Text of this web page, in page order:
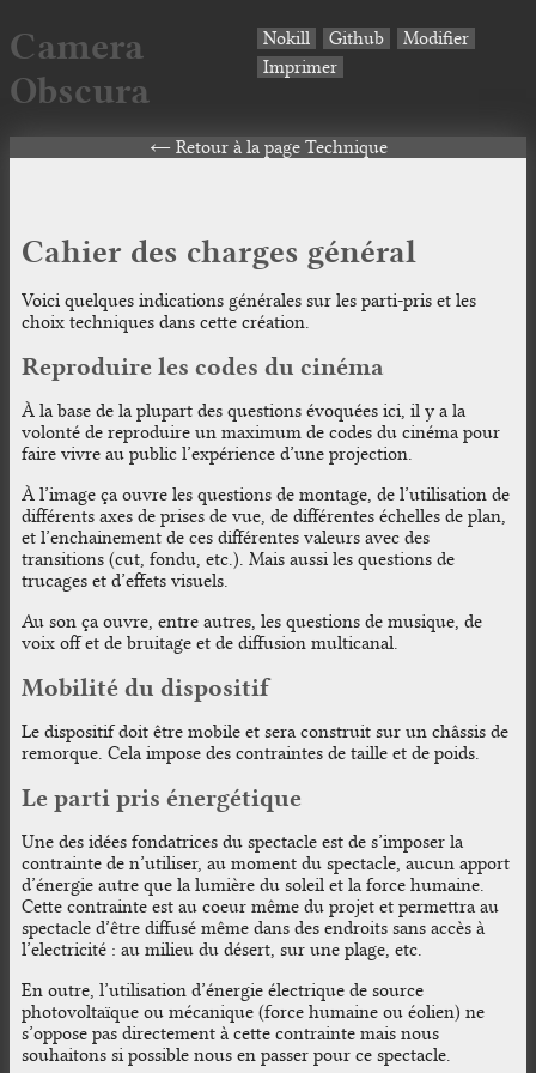
Camera
Obscura
Nokill Github
Modifier
Imprimer
Retour à la page Technique
Cahier des charges général
Voici quelques indications générales sur les parti-pris et les
choix techniques dans cette création.
Reproduire les codes du cinéma
À la base de la plupart des questions évoquées ici, il y a la
volonté de reproduire un maximum de codes du cinéma pour
faire vivre au public l’expérience d’une projection.
À l’image ça ouvre les questions de montage, de l’utilisation de
différents axes de prises de vue, de différentes échelles de plan,
et l’enchainement de ces différentes valeurs avec des
transitions (cut, fondu, etc.). Mais aussi les questions de
trucages et d’effets visuels.
Au son ça ouvre, entre autres, les questions de musique, de
voix off et de bruitage et de diffusion multicanal.
Mobilité du dispositif
Le dispositif doit être mobile et sera construit sur un châssis de
remorque. Cela impose des contraintes de taille et de poids.
Le parti pris énergétique
Une des idées fondatrices du spectacle est de s’imposer la
contrainte de n’utiliser, au moment du spectacle, aucun apport
d’énergie autre que la lumière du soleil et la force humaine.
Cette contrainte est au coeur même du projet et permettra au
spectacle d’être diffusé même dans des endroits sans accès à
l’electricité : au milieu du désert, sur une plage, etc.
En outre, l’utilisation d’énergie électrique de source
photovoltaïque ou mécanique (force humaine ou éolien) ne
s’oppose pas directement à cette contrainte mais nous
souhaitons si possible nous en passer pour ce spectacle.